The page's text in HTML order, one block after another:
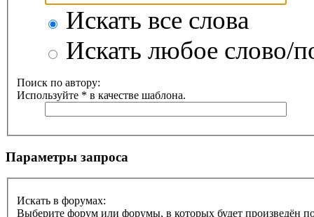
Искать все слова
Искать любое слово/
Поиск по автору:
Используйте * в качестве шаблона.
Параметры запроса
Искать в форумах:
Выберите форум или форумы, в которых будет произведён